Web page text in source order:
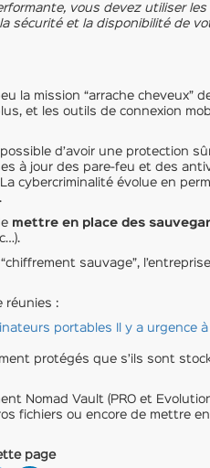
vous devez utiliser
sécurité et la disponibilité de
la mission “arrache cheveux”
et les outils de connexion
d’avoir une protection
à jour des pare-feu et des
cybercriminalité évolue en
mettre en place des
sauvage”,
réunies :
portables Il y a urgence
protégés que s’ils sont
Nomad Vault (PRO et
fichiers ou encore de mettre
page